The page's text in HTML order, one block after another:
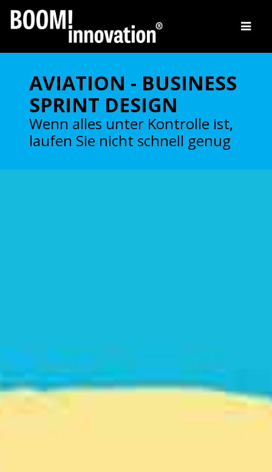
contentAVIATION - BUSINESS
SPRINT DESIGN
Wenn alles unter Kontrolle ist,
laufen Sie nicht schnell genug